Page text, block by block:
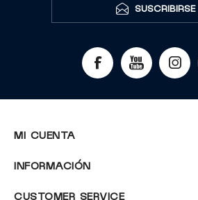
SUSCRIBIRSE
MI CUENTA
INFORMACIÓN
CUSTOMER SERVICE